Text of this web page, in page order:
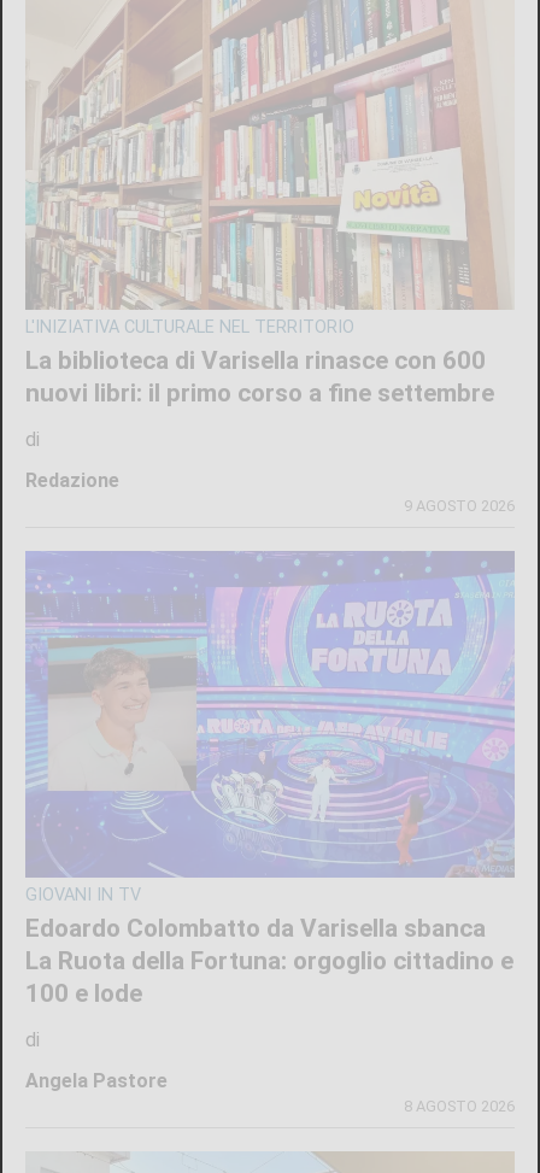
CRONACA
Ciclisti travolti a Lanzo, l’Uncem e Cassani:
«Basta follia, serve una nuova cultura della
strada e corsie riservate»
di
Redazione
CRONACA
Ciclisti travolti a Lanzo: arrestato per
tentato omicidio il 73enne Giuseppe
Campagna. Spuntano le segnalazioni dei
lettori
di
Redazione
ULTIME NOTIZIE